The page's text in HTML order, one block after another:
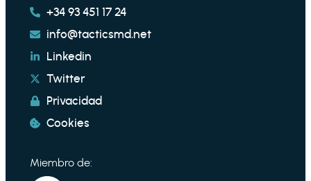
+34 93 451 17 24
info@tacticsmd.net
Linkedin
Twitter
Privacidad
Cookies
Miembro de: